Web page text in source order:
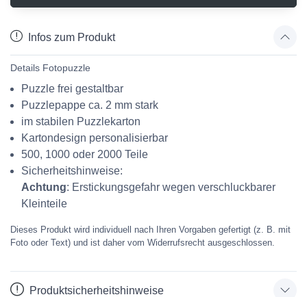
Infos zum Produkt
Details Fotopuzzle
Puzzle frei gestaltbar
Puzzlepappe ca. 2 mm stark
im stabilen Puzzlekarton
Kartondesign personalisierbar
500, 1000 oder 2000 Teile
Sicherheitshinweise:
Achtung: Erstickungsgefahr wegen verschluckbarer
Kleinteile
Dieses Produkt wird individuell nach Ihren Vorgaben gefertigt (z. B. mit
Foto oder Text) und ist daher vom Widerrufsrecht ausgeschlossen.
Produktsicherheitshinweise